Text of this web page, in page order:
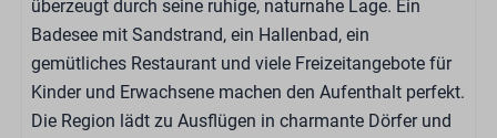
überzeugt durch seine ruhige, naturnahe Lage. Ein
Badesee mit Sandstrand, ein Hallenbad, ein
gemütliches Restaurant und viele Freizeitangebote für
Kinder und Erwachsene machen den Aufenthalt perfekt.
Die Region lädt zu Ausflügen in charmante Dörfer und